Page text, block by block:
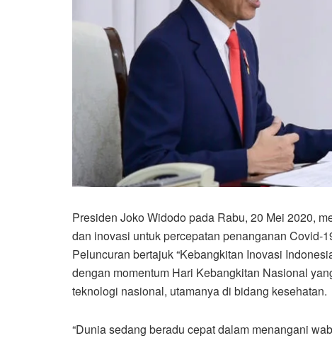
Presiden Joko Widodo pada Rabu, 20 Mei 2020,
dan inovasi untuk percepatan penanganan Covid-
Peluncuran bertajuk “Kebangkitan Inovasi
dengan momentum Hari Kebangkitan Nasional
teknologi nasional, utamanya di bidang kesehatan.
“Dunia sedang beradu cepat dalam menangani